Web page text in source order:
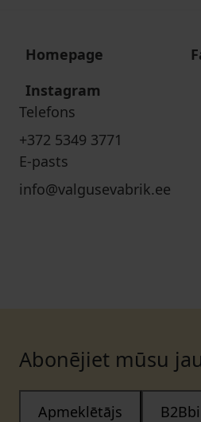
Homepage
Instagram
Telefons
+372 5349 3771
E-pasts
info@valgusevabrik.ee
Abonējiet mūsu
Apmeklētājs